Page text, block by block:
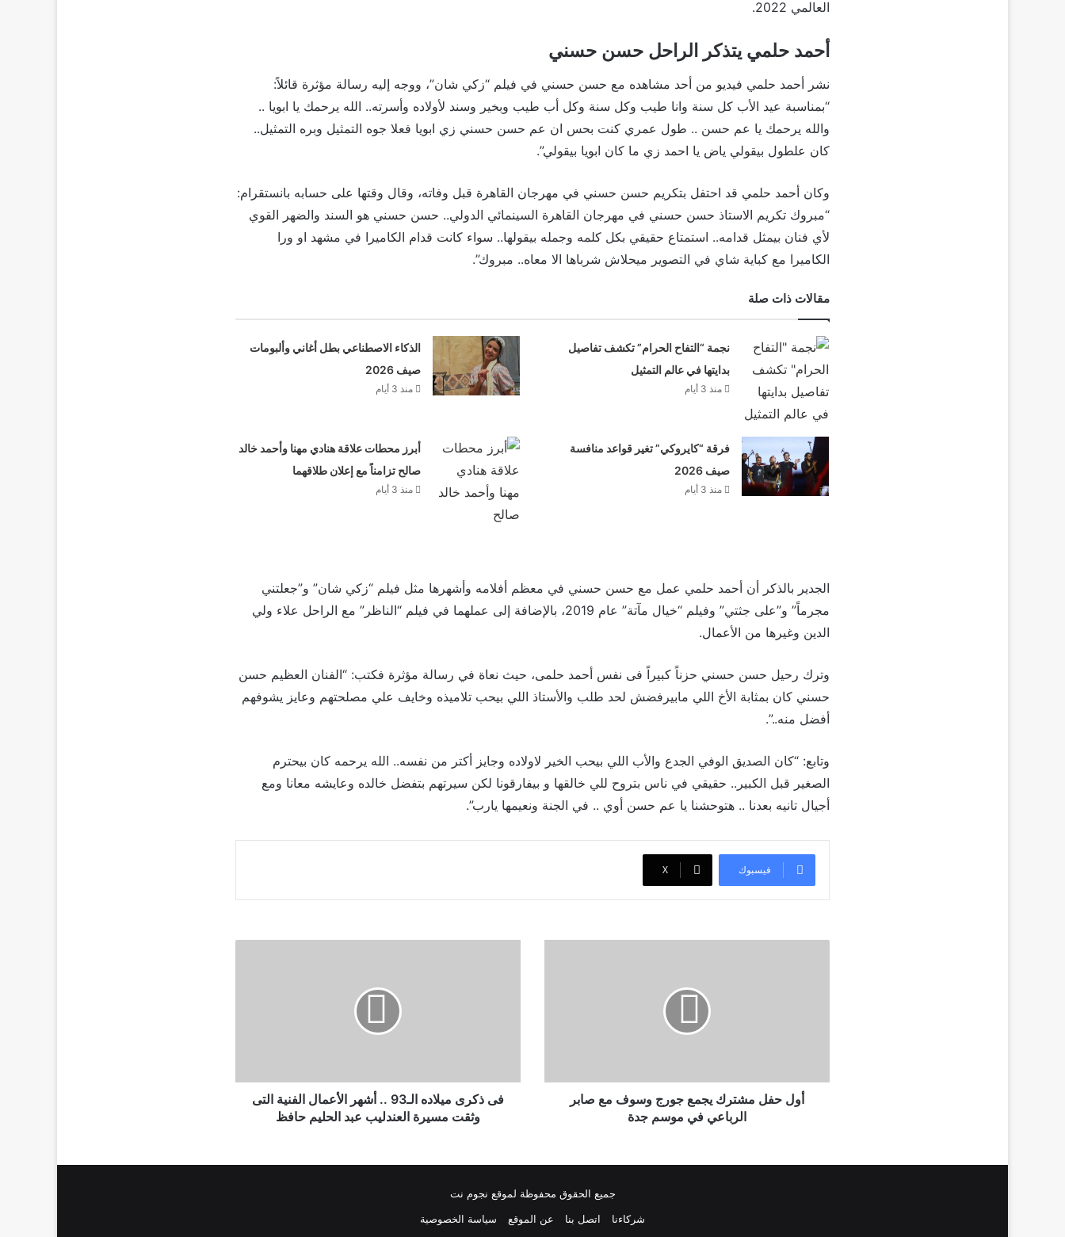
العالمي 2022.
أحمد حلمي يتذكر الراحل حسن حسني
نشر أحمد حلمي فيديو من أحد مشاهده مع حسن حسني في فيلم “زكي شان”، ووجه إليه رسالة مؤثرة قائلاً:
“بمناسبة عيد الأب كل سنة وانا طيب وكل سنة وكل أب طيب وبخير وسند لأولاده وأسرته.. الله يرحمك يا ابويا ..
والله يرحمك يا عم حسن .. طول عمري كنت بحس ان عم حسن حسني زي ابويا فعلا جوه التمثيل وبره التمثيل..
كان علطول بيقولي ياض يا احمد زي ما كان ابويا بيقولي”.
وكان أحمد حلمي قد احتفل بتكريم حسن حسني في مهرجان القاهرة قبل وفاته، وقال وقتها على حسابه بانستقرام:
“مبروك تكريم الاستاذ حسن حسني في مهرجان القاهرة السينمائي الدولي.. حسن حسني هو السند والضهر القوي
لأي فنان بيمثل قدامه.. استمتاع حقيقي بكل كلمه وجمله بيقولها.. سواء كانت قدام الكاميرا في مشهد او ورا
الكاميرا مع كباية شاي في التصوير ميحلاش شرباها الا معاه.. مبروك”.
مقالات ذات صلة
نجمة “التفاح الحرام” تكشف تفاصيل
بدايتها في عالم التمثيل
منذ 3 أيام
الذكاء الاصطناعي بطل أغاني وألبومات
صيف 2026
منذ 3 أيام
فرقة “كايروكي” تغير قواعد منافسة
صيف 2026
منذ 3 أيام
أبرز محطات علاقة هنادي مهنا وأحمد خالد
صالح تزامناً مع إعلان طلاقهما
منذ 3 أيام
الجدير بالذكر أن أحمد حلمي عمل مع حسن حسني في معظم أفلامه وأشهرها مثل فيلم “زكي شان” و”جعلتني
مجرماً” و”على جثتي” وفيلم “خيال مآتة” عام 2019، بالإضافة إلى عملهما في فيلم “الناظر” مع الراحل علاء ولي
الدين وغيرها من الأعمال.
وترك رحيل حسن حسني حزناً كبيراً فى نفس أحمد حلمى، حيث نعاة في رسالة مؤثرة فكتب: “الفنان العظيم حسن
حسني كان بمثابة الأخ اللي مابيرفضش لحد طلب والأستاذ اللي بيحب تلاميذه وخايف علي مصلحتهم وعايز يشوفهم
أفضل منه..”.
وتابع: “كان الصديق الوفي الجدع والأب اللي بيحب الخير لاولاده وجايز أكتر من نفسه.. الله يرحمه كان بيحترم
الصغير قبل الكبير.. حقيقي في ناس بتروح للي خالقها و بيفارقونا لكن سيرتهم بتفضل خالده وعايشه معانا ومع
أجيال تانيه بعدنا .. هتوحشنا يا عم حسن أوي .. في الجنة ونعيمها يارب”.
فيسبوك ‫X
الرباعي
أول حفل مشترك يجمع جورج وسوف مع صابر
الرباعي في موسم جدة
التى
وثقت
الحليم
فى ذكرى ميلاده الـ93 .. أشهر الأعمال الفنية التى
وثقت مسيرة العندليب عبد الحليم حافظ
جميع الحقوق محفوظة لموقع نجوم نت
شركاءنا
اتصل بنا عن الموقع سياسة الخصوصية